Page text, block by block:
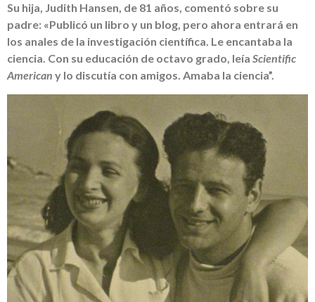
Su hija, Judith Hansen, de 81 años, comentó sobre su
padre: «Publicó un libro y un blog, pero ahora entrará en
los anales de la investigación científica. Le encantaba la
ciencia. Con su educación de octavo grado, leía Scientific
American y lo discutía con amigos. Amaba la ciencia”.